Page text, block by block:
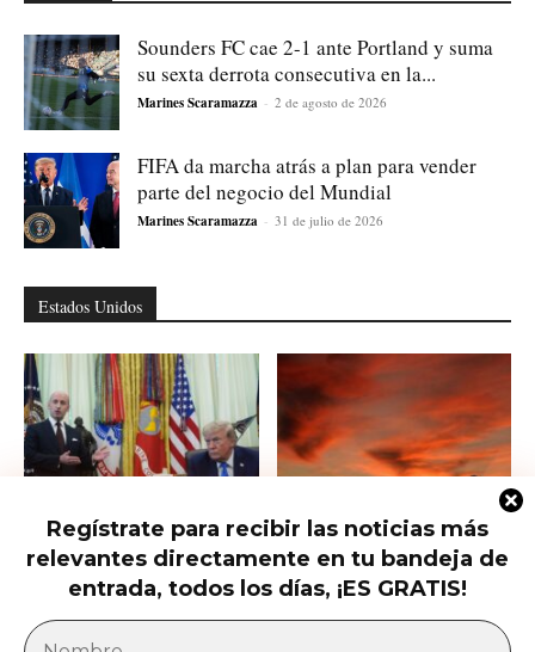
Regístrate para recibir las noticias más
relevantes directamente en tu bandeja de
entrada, todos los días, ¡ES GRATIS!
Sounders FC cae 2-1 ante Portland y suma
su sexta derrota consecutiva en la...
Marines Scaramazza - 2 de agosto de 2026
FIFA da marcha atrás a plan para vender
parte del negocio del Mundial
Marines Scaramazza - 31 de julio de 2026
Estados Unidos
Trump firma nuevas órdenes para
restringir la ciudadanía por
nacimiento
Trump presiona al Senado para
aprobar el horario de verano
permanente...